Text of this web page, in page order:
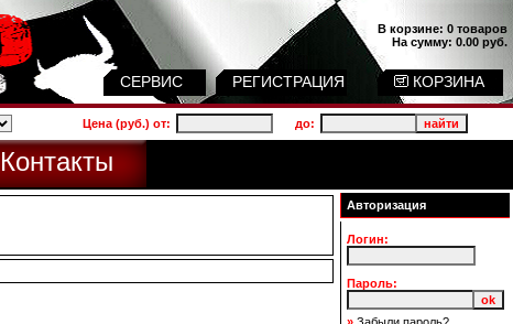
В корзине: 0 товаров
На сумму: 0.00 руб.
СЕРВИС РЕГИСТРАЦИЯ КОРЗИНА
Цена (руб.) от: до:
Контакты
Авторизация
Логин:
Пароль: